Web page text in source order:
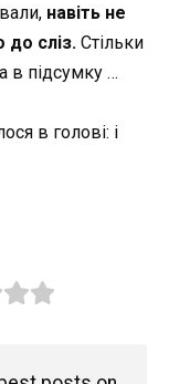
навіть не
до сліз. Стільки
в підсумку …
в голові: і